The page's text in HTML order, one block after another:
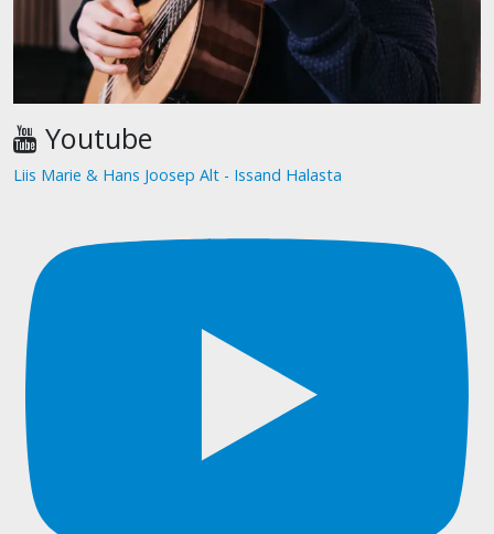
Youtube
Liis Marie & Hans Joosep Alt - Issand Halasta